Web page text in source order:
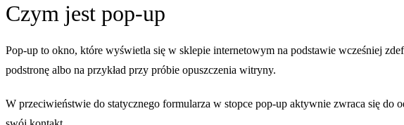
Czym jest pop-up
Pop-up to okno, które wyświetla się w sklepie internetowym na podstawie wcześniej
podstronę albo na przykład przy próbie opuszczenia witryny.
W przeciwieństwie do statycznego formularza w stopce pop-up aktywnie zwraca się do